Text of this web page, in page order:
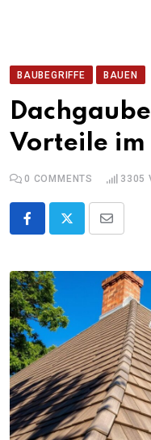
BAUBEGRIFFE BAUEN
Vorteile
0 COMMENTS 3305
Share
Email